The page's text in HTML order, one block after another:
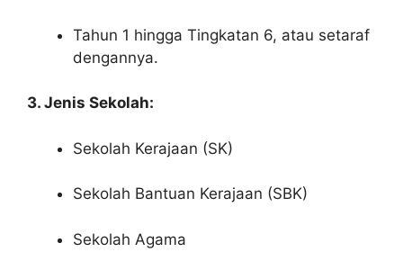
Tahun 1 hingga Tingkatan 6, atau setaraf
dengannya.
3. Jenis Sekolah:
Sekolah Kerajaan (SK)
Sekolah Bantuan Kerajaan (SBK)
Sekolah Agama